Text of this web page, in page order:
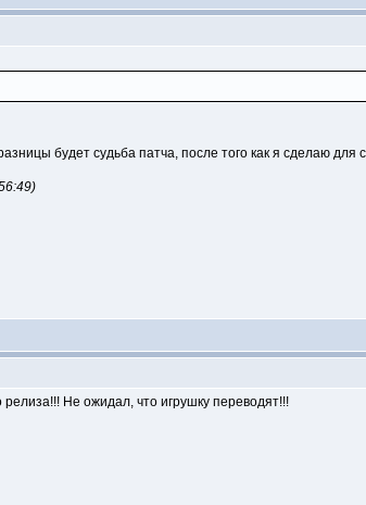
будет судьба патча, после того как я сделаю
Не ожидал, что игрушку переводят!!!